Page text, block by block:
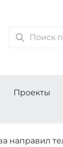
Проекты
направил